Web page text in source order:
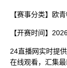
【赛事分类】 欧
【开赛时间】
24直播网实时提
在线观看，汇集